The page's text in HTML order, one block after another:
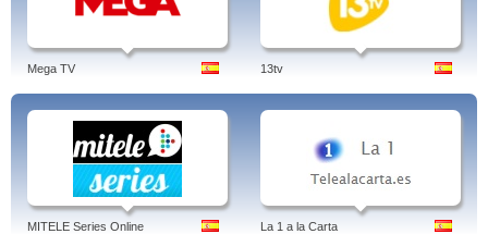
Mega TV 13tv
MITELE Series Online La 1 a la Carta